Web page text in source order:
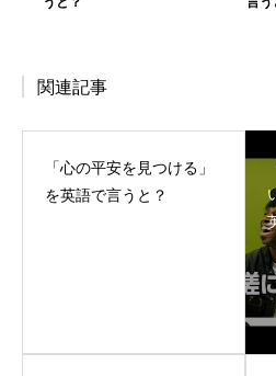
関連記事
「心の平安を見つける」
を英語で言うと？